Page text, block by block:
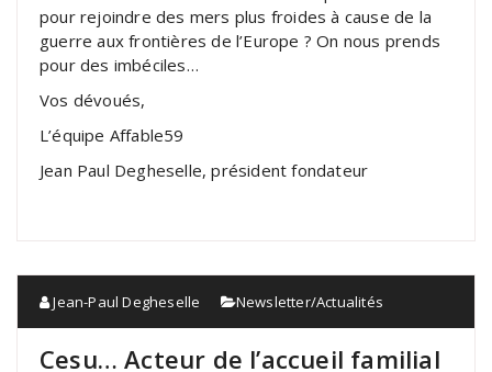
pour rejoindre des mers plus froides à cause de la
guerre aux frontières de l’Europe ? On nous prends
pour des imbéciles…
Vos dévoués,
L’équipe Affable59
Jean Paul Degheselle, président fondateur
Jean-Paul Degheselle Newsletter/Actualités
Cesu… Acteur de l’accueil familial